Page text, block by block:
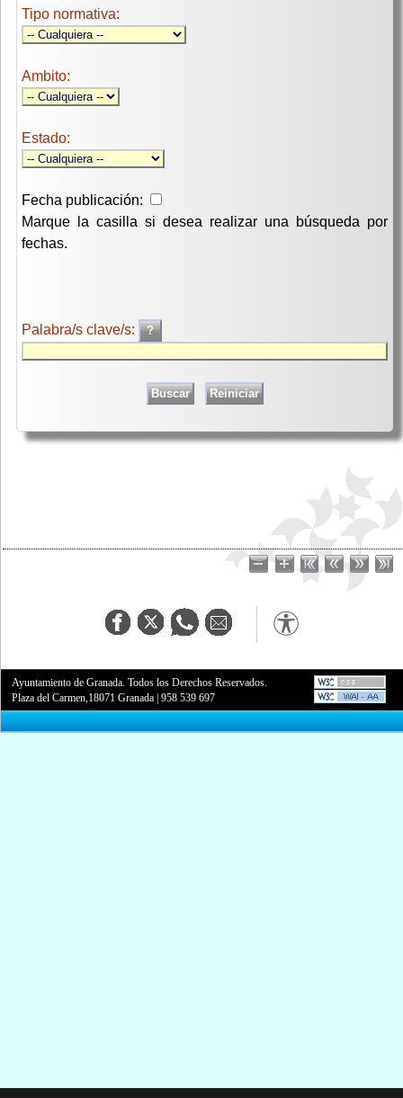
Tipo normativa:
Ambito:
Estado:
Fecha publicación:
Marque la casilla si desea realizar una búsqueda por
fechas.
Palabra/s clave/s:
Ayuntamiento de Granada. Todos los Derechos Reservados.
Plaza del Carmen,18071 Granada |958 539 697